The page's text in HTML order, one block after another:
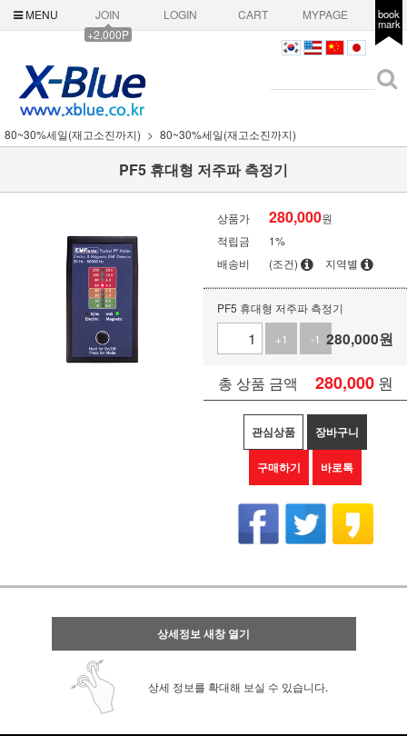
MENU
JOIN
+2,000P
LOGIN CART MYPAGE book
mark
80~30%세일(재고소진까지) 80~30%세일(재고소진까지)
PF5 휴대형 저주파 측정기
상품가 280,000원
적립금
1%
배송비
(조건) 지역별
PF5 휴대형 저주파 측정기
+1
-1 280,000원
총 상품 금액 280,000 원
관심상품 장바구니
구매하기 바로톡
상세정보 새창 열기
상세 정보를 확대해 보실 수 있습니다.